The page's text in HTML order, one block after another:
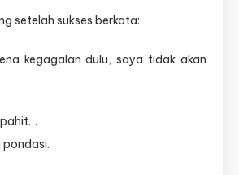
setelah sukses berkata:
kegagalan dulu, saya tidak akan
pahit…